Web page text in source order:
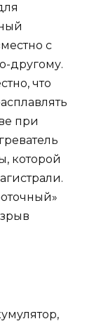
с
другому.
что
при
которой